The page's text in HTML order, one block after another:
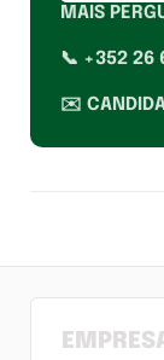
MAIS
📞 +352 26
✉️